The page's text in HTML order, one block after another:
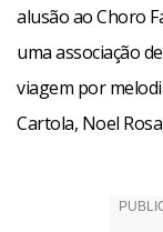
alusão ao Choro
uma associação
viagem por
Cartola, Noel